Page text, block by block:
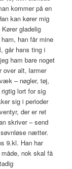
kommer på en
kan kører mig
gladelig
han får mine
går hans ting i
ham bare noget
over alt, larmer
– nøgler, tøj,
lort for sig
sig i perioder
der er ret
skriver – send
nætter.
9.kl. Han har
nok skal få